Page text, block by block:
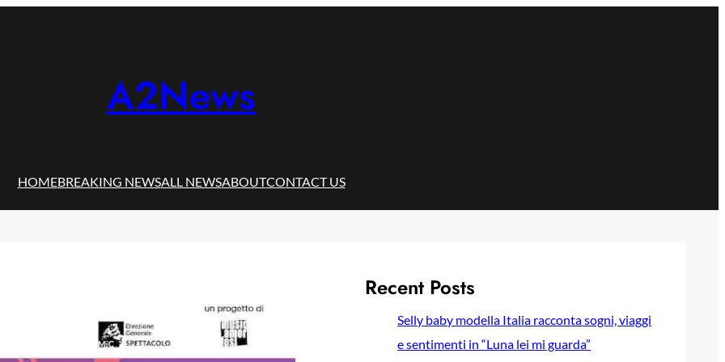
A2News
HOMEBREAKING NEWSALL NEWSABOUTCONTACT US
Recent Posts
Selly baby modella Italia racconta sogni, viaggi
e sentimenti in “Luna lei mi guarda”